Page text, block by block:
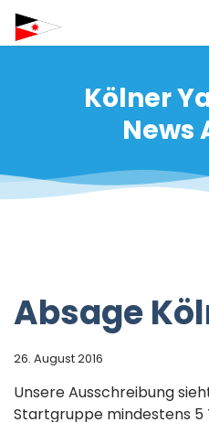
Kölner
News
Absage
26. August 2016
Unsere Ausschreibung
Startgruppe mindestens 5